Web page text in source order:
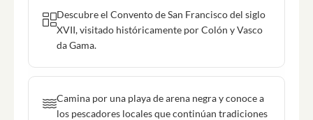
Descubre el Convento de San Francisco del siglo
XVII, visitado históricamente por Colón y Vasco
da Gama.
Camina por una playa de arena negra y conoce a
los pescadores locales que continúan tradiciones